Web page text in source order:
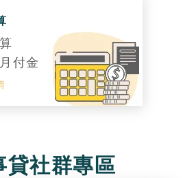
付金
貸社群專區